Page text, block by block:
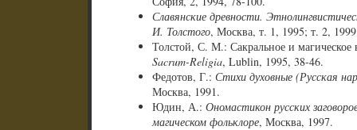
Славянские древности.
И. Толстого, Москва, т. 1, 1995; т. 2,
Толстой, С. М.: Сакральное и магическое
Sacrum-Religia, Lublin, 1995, 38-46.
Федотов, Г.: Стихи духовные (Русская
Москва, 1991.
Юдин, А.: Ономастикон русских
магическом фольклоре, Москва, 1997.